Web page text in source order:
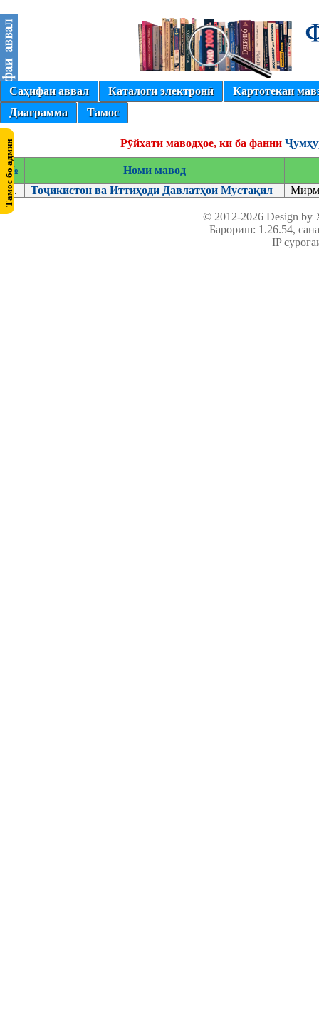
Саҳифаи аввал Каталоги электронӣ
Картотекаи
Диаграмма
Тамос
Рӯйхати маводҳое, ки ба фанни
№
Номи мавод
1.
Тоҷикистон ва Иттиҳоди Давлатҳои Мустақил
© 2012-2026 Design
Барориш: 1.26.54,
IP